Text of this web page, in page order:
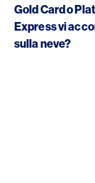
Gold Card o
Express vi
sulla neve?